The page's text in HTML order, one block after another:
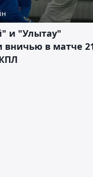
и "Улытау"
вничью в матче